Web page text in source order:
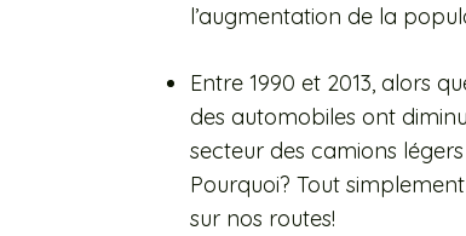
l’augmentation de la
Entre 1990 et 2013, alors
des automobiles ont
secteur des camions
Pourquoi? Tout
sur nos routes!